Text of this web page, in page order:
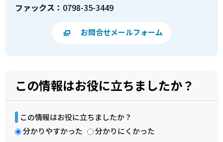
ファックス： 0798-35-3449
お問合せメールフォーム
この情報はお役に立ちましたか？
この情報はお役に立ちましたか？
分かりやすかった
分かりにくかった